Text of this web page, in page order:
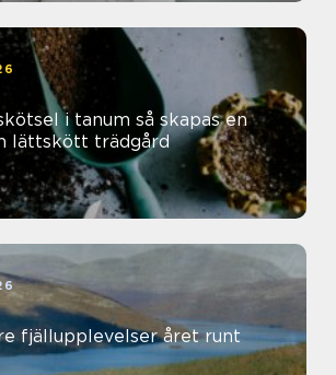
i tanum så skapas en
lättskött trädgård
Boende idre fjällupplevelser året runt